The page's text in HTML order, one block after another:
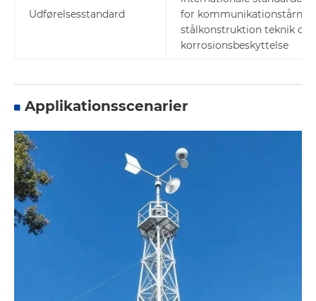
Udførelsesstandard
for kommunikationstårne,
stålkonstruktion teknik og
korrosionsbeskyttelse
Applikationsscenarier